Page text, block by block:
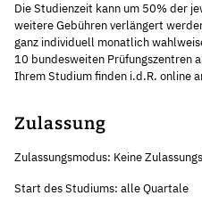
Die Studienzeit kann um 50% der
weitere Gebühren verlängert
ganz individuell monatlich
10 bundesweiten Prüfungszentren
Ihrem Studium finden i.d.R. online
Zulassung
Zulassungsmodus: Keine
Start des Studiums: alle Quartale